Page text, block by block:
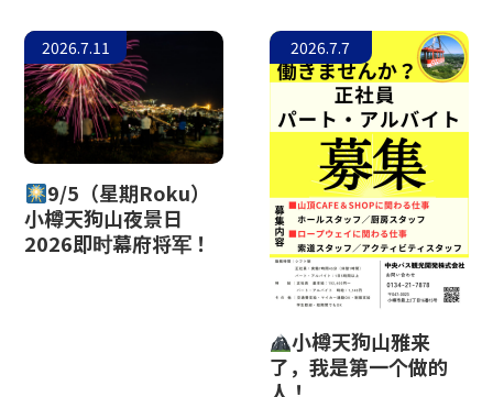
2026.7.11
9/5（星期Roku）
小樽天狗山夜景日
2026即时幕府将军！
2026.7.7
小樽天狗山雅来
了，我是第一个做的